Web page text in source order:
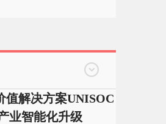
值解决方案UNISOC
业智能化升级